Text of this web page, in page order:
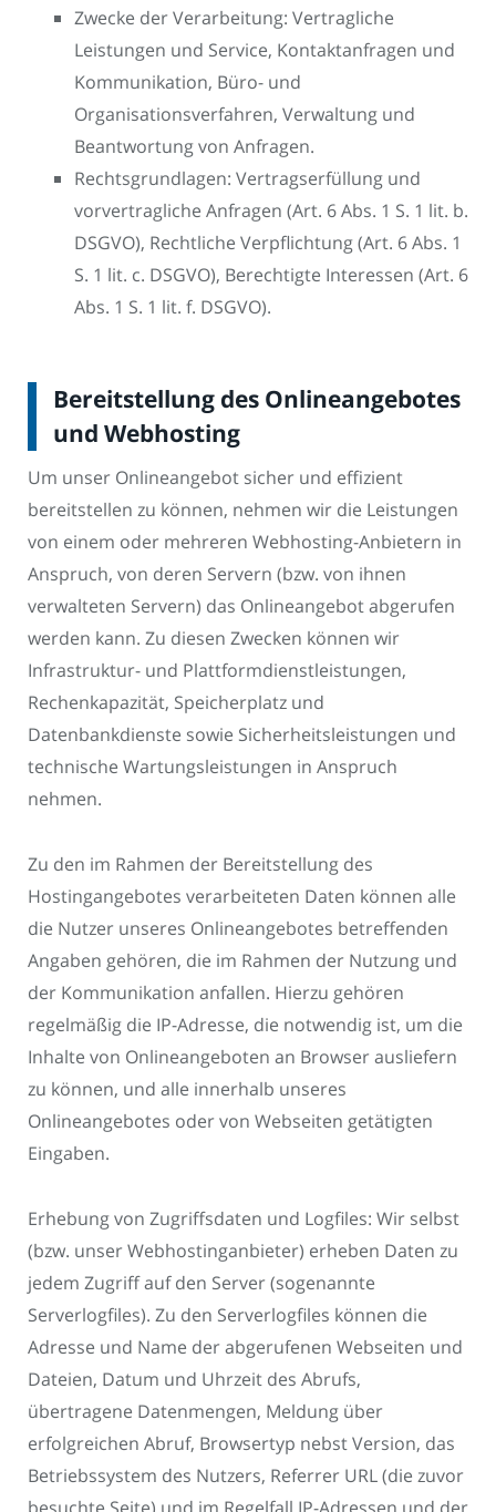
Zwecke der Verarbeitung: Vertragliche
Leistungen und Service, Kontaktanfragen und
Kommunikation, Büro- und
Organisationsverfahren, Verwaltung und
Beantwortung von Anfragen.
Rechtsgrundlagen: Vertragserfüllung und
vorvertragliche Anfragen (Art. 6 Abs. 1 S. 1 lit. b.
DSGVO), Rechtliche Verpflichtung (Art. 6 Abs. 1
S. 1 lit. c. DSGVO), Berechtigte Interessen (Art. 6
Abs. 1 S. 1 lit. f. DSGVO).
Bereitstellung des Onlineangebotes
und Webhosting
Um unser Onlineangebot sicher und effizient
bereitstellen zu können, nehmen wir die Leistungen
von einem oder mehreren Webhosting-Anbietern in
Anspruch, von deren Servern (bzw. von ihnen
verwalteten Servern) das Onlineangebot abgerufen
werden kann. Zu diesen Zwecken können wir
Infrastruktur- und Plattformdienstleistungen,
Rechenkapazität, Speicherplatz und
Datenbankdienste sowie Sicherheitsleistungen und
technische Wartungsleistungen in Anspruch
nehmen.
Zu den im Rahmen der Bereitstellung des
Hostingangebotes verarbeiteten Daten können alle
die Nutzer unseres Onlineangebotes betreffenden
Angaben gehören, die im Rahmen der Nutzung und
der Kommunikation anfallen. Hierzu gehören
regelmäßig die IP-Adresse, die notwendig ist, um die
Inhalte von Onlineangeboten an Browser ausliefern
zu können, und alle innerhalb unseres
Onlineangebotes oder von Webseiten getätigten
Eingaben.
Erhebung von Zugriffsdaten und Logfiles: Wir selbst
(bzw. unser Webhostinganbieter) erheben Daten zu
jedem Zugriff auf den Server (sogenannte
Serverlogfiles). Zu den Serverlogfiles können die
Adresse und Name der abgerufenen Webseiten und
Dateien, Datum und Uhrzeit des Abrufs,
übertragene Datenmengen, Meldung über
erfolgreichen Abruf, Browsertyp nebst Version, das
Betriebssystem des Nutzers, Referrer URL (die zuvor
besuchte Seite) und im Regelfall IP-Adressen und der